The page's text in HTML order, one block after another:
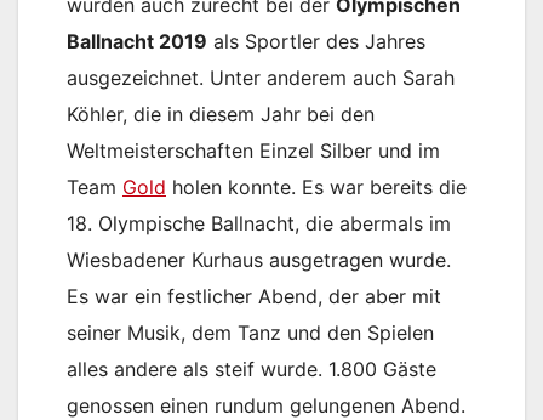
wurden auch zurecht bei der Olympischen
Ballnacht 2019 als Sportler des Jahres
ausgezeichnet. Unter anderem auch Sarah
Köhler, die in diesem Jahr bei den
Weltmeisterschaften Einzel Silber und im
Team Gold holen konnte. Es war bereits die
18. Olympische Ballnacht, die abermals im
Wiesbadener Kurhaus ausgetragen wurde.
Es war ein festlicher Abend, der aber mit
seiner Musik, dem Tanz und den Spielen
alles andere als steif wurde. 1.800 Gäste
genossen einen rundum gelungenen Abend.